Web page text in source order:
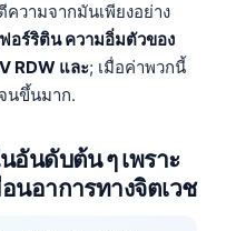
วามจากมันเพียงอย่าง
ฟอร์ริติน ความอิ่มตัวของ
RDW และ; เมื่อค่าพวกนี้
นขึ้นมาก.
อันดับต้น ๆ เพราะ
นอาการทางจิตเวช